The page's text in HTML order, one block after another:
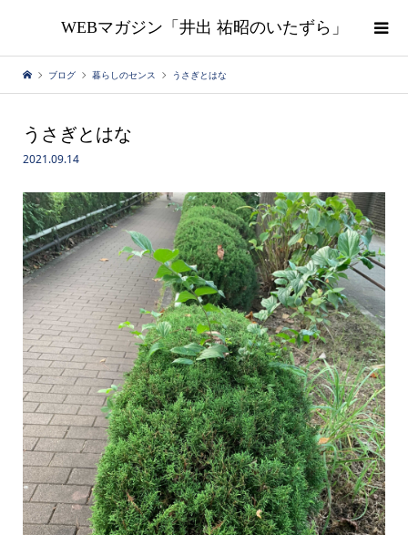
WEBマガジン「井出 祐昭のいたずら」
ブログ 暮らしのセンス うさぎとはな
うさぎとはな
2021.09.14